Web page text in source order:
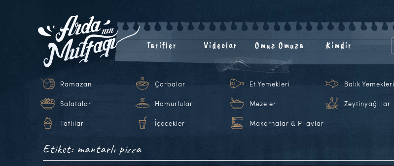
Tarifler Videolar Omuz Omuza Kimdir
Ramazan Çorbalar Et Yemekleri Balık Yemekleri
Salatalar Hamurlular Mezeler Zeytinyağlılar
Tatlılar İçecekler Makarnalar & Pilavlar
Etiket: mantarlı pizza